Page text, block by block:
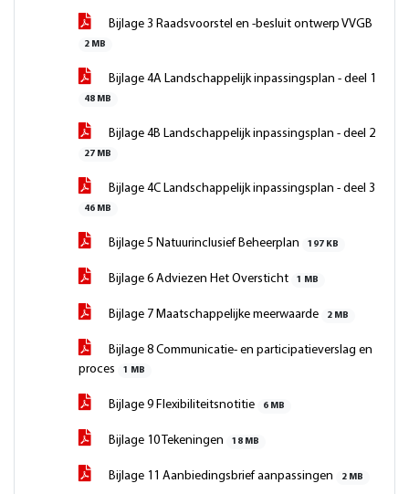
Bijlage 3 Raadsvoorstel en -besluit ontwerp VVGB
2 MB
Bijlage 4A Landschappelijk inpassingsplan - deel 1
48 MB
Bijlage 4B Landschappelijk inpassingsplan - deel 2
27 MB
Bijlage 4C Landschappelijk inpassingsplan - deel 3
46 MB
Bijlage 5 Natuurinclusief Beheerplan 197 KB
Bijlage 6 Adviezen Het Oversticht 1 MB
Bijlage 7 Maatschappelijke meerwaarde 2 MB
Bijlage 8 Communicatie- en participatieverslag en
proces
1 MB
Bijlage 9 Flexibiliteitsnotitie 6 MB
Bijlage 10 Tekeningen 18 MB
Bijlage 11 Aanbiedingsbrief aanpassingen 2 MB